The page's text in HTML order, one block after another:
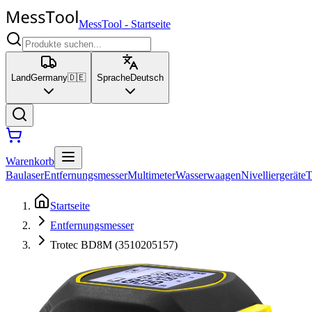
MessTool - Startseite
LandGermany🇩🇪 SpracheDeutsch
Warenkorb
BaulaserEntfernungsmesserMultimeterWasserwaagenNivelliergeräte
Startseite
Entfernungsmesser
Trotec BD8M (3510205157)